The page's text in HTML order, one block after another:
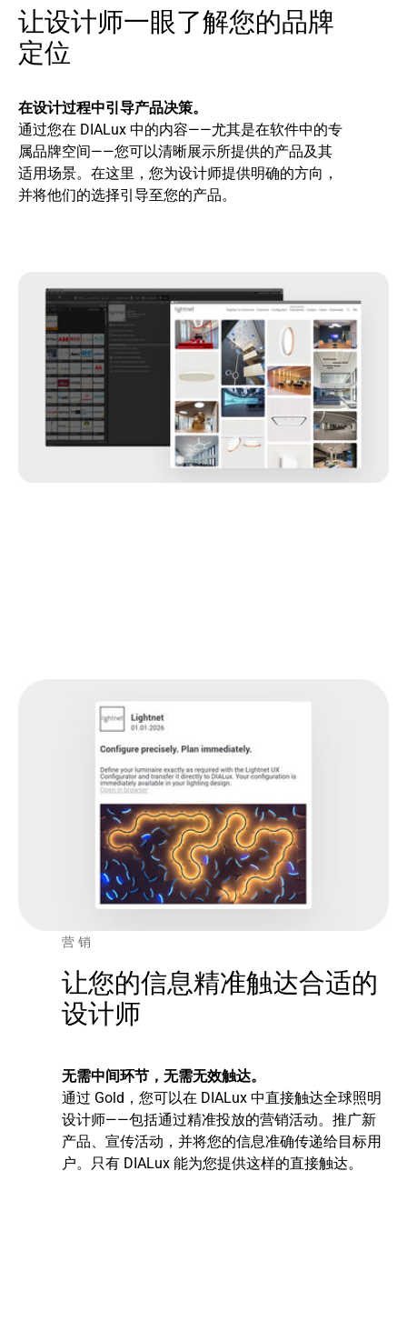
让设计师一眼了解您的品牌
定位
在设计过程中引导产品决策。
通过您在 DIALux 中的内容——尤其是在软件中的专
属品牌空间——您可以清晰展示所提供的产品及其
适用场景。在这里，您为设计师提供明确的方向，
并将他们的选择引导至您的产品。
营销
让您的信息精准触达合适的
设计师
无需中间环节，无需无效触达。
通过 Gold，您可以在 DIALux 中直接触达全球照明
设计师——包括通过精准投放的营销活动。推广新
产品、宣传活动，并将您的信息准确传递给目标用
户。只有 DIALux 能为您提供这样的直接触达。